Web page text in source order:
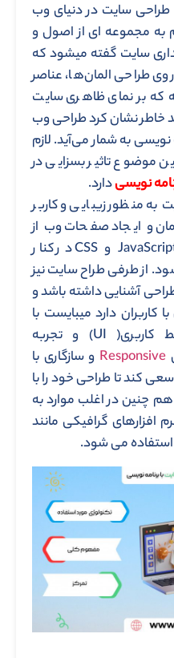
سایت در دنیای وب
به مجموعه ای از اصول و
سایت گفته میشود که
طراحی المان‌ها، عناصر
که بر نمای ظاهری سایت
خاطر نشان کرد طراحی وب
به شمار می‌آید. لازم
موضوع تاثیر بسزایی در
نویسیدارد.
به منظور زیبایی و کاربر
و ایجاد صفحات وب از
ابزارهایی همچون JavaScript، HTML و CSS در کنار
از طرفی طراح سایت نیز
آشنایی داشته باشد و
کاربران دارد میبایست با
تسلط به تمامی اصول رابط کاربری( UI) و تجربه
Responsive و سازگاری با
کند تا طراحی خود را با
چنین در اغلب موارد به
افزارهای گرافیکی مانند